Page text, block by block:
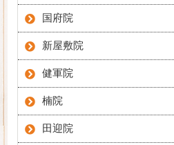
国府院
新屋敷院
健軍院
楠院
田迎院